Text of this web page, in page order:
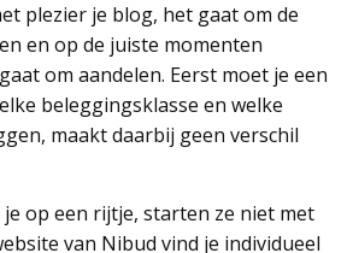
plezier je blog, het gaat om de
en op de juiste momenten
om aandelen. Eerst moet je een
beleggingsklasse en welke
maakt daarbij geen verschil
op een rijtje, starten ze niet met
van Nibud vind je individueel